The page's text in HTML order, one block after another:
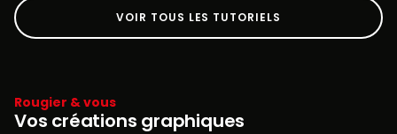
VOIR TOUS LES TUTORIELS
Rougier & vous
Vos créations graphiques